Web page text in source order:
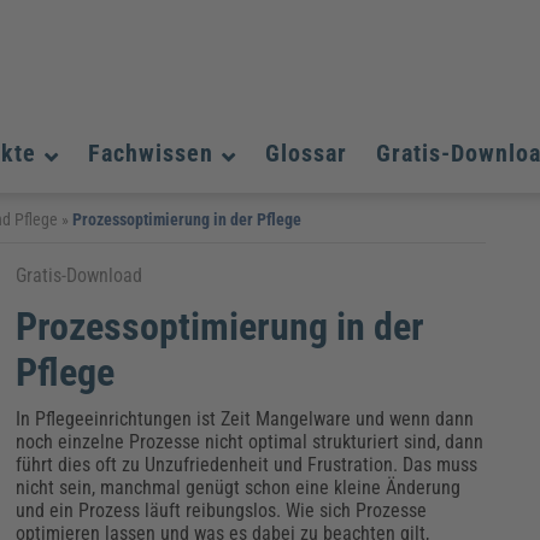
Chemikalen & Gefahrstoffe
Gefahrstoffe & REACH
Assistenz und Office-Management
Immobilienwirtschaft
Leitung, Organisation & Dokumentation
Datenschutz und IT-Sicherheit
Fachpublikationen & Arbeitshilfen
Organisation & Dokumentation
Weiterbildungen (AKADEMIE HERKERT)
Führung und Management
Fachpublikationen & Arbeitshilfen
Weiterbildungen (AKADEMIE HERKERT)
Fachwissen
Assistenz und Office-Management
Datenschutz und IT-Sicherheit
Führung und Management
Künstliche Intelligenz
Zoll und Export
Glossar Gratis-
Assistenz und Office-Management
Datenschutz und IT-Sicherheit
Führung und Management
Künstliche Intelligenz
Zoll und Export
Pflege » Prozessoptimierung in der Pflege
Gratis-Download
Prozessoptimierung in der
Pflege
In Pflegeeinrichtungen ist Zeit Mangelware und wenn dann
noch einzelne Prozesse nicht optimal strukturiert sind, dann
führt dies oft zu Unzufriedenheit und Frustration. Das muss
nicht sein, manchmal genügt schon eine kleine Änderung
und ein Prozess läuft reibungslos. Wie sich Prozesse
optimieren lassen und was es dabei zu beachten gilt,